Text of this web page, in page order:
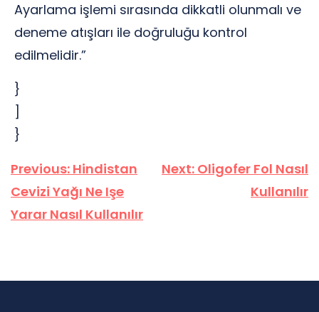
Ayarlama işlemi sırasında dikkatli olunmalı ve
deneme atışları ile doğruluğu kontrol
edilmelidir.”
}
]
}
Yazı
gezinmesi
Previous: Hindistan
Cevizi Yağı Ne Işe
Yarar Nasıl Kullanılır
Next: Oligofer Fol Nasıl
Kullanılır